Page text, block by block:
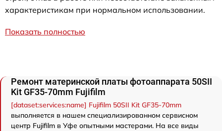
характеристикам при нормальном использовании.
Показать полностью
Ремонт материнской платы фотоаппарата 50SII
Kit GF35-70mm Fujifilm
[dataset:services:name] Fujifilm 50SII Kit GF35-70mm
выполняется в нашем специализированном сервисном
центр Fujifilm в Уфе опытными мастерами. На все виды